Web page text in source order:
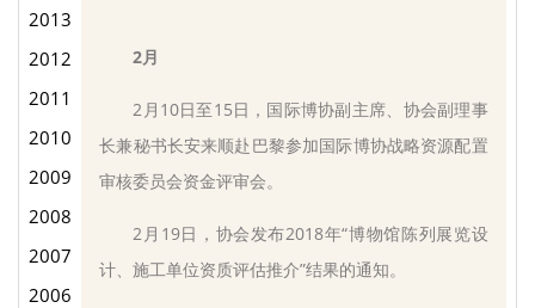
2013
2012
2011
2010
2009
2008
2007
2006
2月
2月10日至15日，国际博协副主席、协会副理事
长兼秘书长安来顺赴巴黎参加国际博协战略资源配置
审核委员会资金评审会。
2月19日，协会发布2018年“博物馆陈列展览设
计、施工单位资质评估推介”结果的通知。